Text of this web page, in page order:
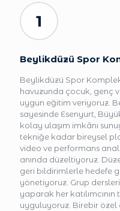
Beylikdüzü Spor
Beylikdüzü Spor
havuzunda çocuk, genç
uygun eğitim veriyoruz.
sayesinde Esenyurt,
kolay ulaşım imkânı
tekniğe kadar bireysel
video ve performans
anında düzeltiyoruz.
geri bildirimlerle hedefe
yönetiyoruz. Grup
yaparak her
uyguluyoruz. Birebir özel